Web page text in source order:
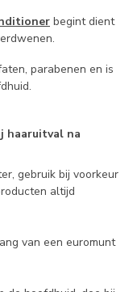
begint dient
parabenen en is
haaruitval na
gebruik bij voorkeur
altijd
van een euromunt